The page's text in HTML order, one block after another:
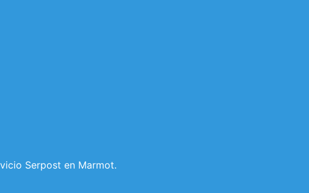
Serpost en Marmot.